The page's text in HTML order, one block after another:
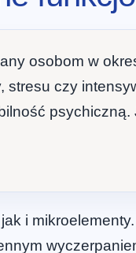
osobom w
czy
i